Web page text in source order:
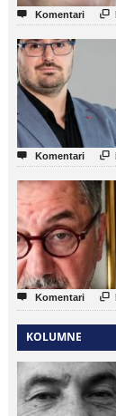
 Komentari 
 Komentari 
 Komentari 
KOLUMNE